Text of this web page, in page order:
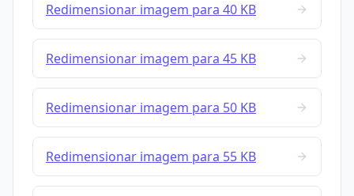
Redimensionar imagem para 40 KB
Redimensionar imagem para 45 KB
Redimensionar imagem para 50 KB
Redimensionar imagem para 55 KB